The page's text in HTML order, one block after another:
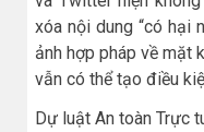
xóa nội dung “có hại
ảnh hợp pháp về mặt
vẫn có thể tạo điều
Dự luật An toàn Trực